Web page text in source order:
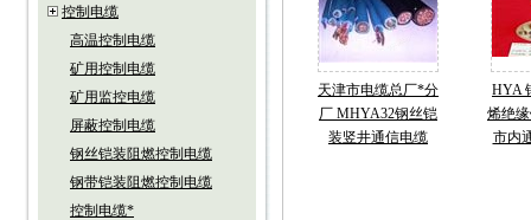
控制电缆
高温控制电缆
矿用控制电缆
矿用监控电缆
屏蔽控制电缆
钢丝铠装阻燃控制电缆
钢带铠装阻燃控制电缆
控制电缆*
天津市电缆总厂*分
厂 MHYA32钢丝铠
装竖井通信电缆
HYA
烯绝
市内